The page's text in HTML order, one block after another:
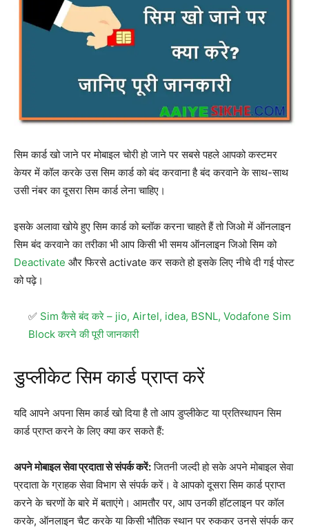
सिम कार्ड खो जाने पर मोबाइल चोरी हो जाने पर सबसे पहले आपको कस्टमर
केयर में कॉल करके उस सिम कार्ड को बंद करवाना है बंद करवाने के साथ-साथ
उसी नंबर का दूसरा सिम कार्ड लेना चाहिए।
इसके अलावा खोये हुए सिम कार्ड को ब्लॉक करना चाहते हैं तो जिओ में ऑनलाइन
सिम बंद करवाने का तरीका भी आप किसी भी समय ऑनलाइन जिओ सिम को
Deactivate और फिरसे activate कर सकते हो इसके लिए नीचे दी गई पोस्ट
को पढ़े।
Sim कैसे बंद करे – jio, Airtel, idea, BSNL, Vodafone Sim
Block करने की पूरी जानकारी
डुप्लीकेट सिम कार्ड प्राप्त करें
यदि आपने अपना सिम कार्ड खो दिया है तो आप डुप्लीकेट या प्रतिस्थापन सिम
कार्ड प्राप्त करने के लिए क्या कर सकते हैं:
अपने मोबाइल सेवा प्रदाता से संपर्क करें:जितनी जल्दी हो सके अपने मोबाइल सेवा
प्रदाता के ग्राहक सेवा विभाग से संपर्क करें। वे आपको दूसरा सिम कार्ड प्राप्त
करने के चरणों के बारे में बताएंगे। आमतौर पर, आप उनकी हॉटलाइन पर कॉल
करके, ऑनलाइन चैट करके या किसी भौतिक स्थान पर रुककर उनसे संपर्क कर